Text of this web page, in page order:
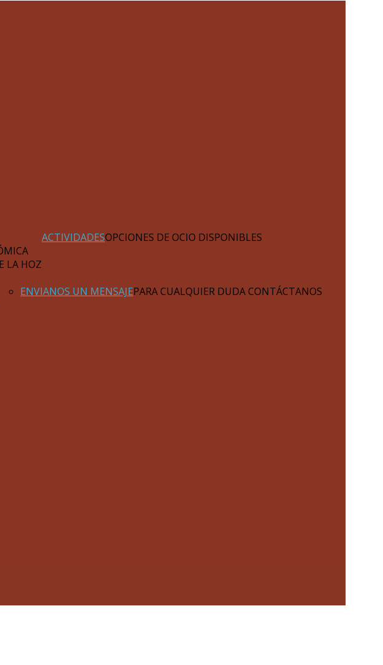
ACTIVIDADESOPCIONES DE OCIO DISPONIBLES
LA HOZ
ENVIANOS UN MENSAJEPARA CUALQUIER DUDA CONTÁCTANOS